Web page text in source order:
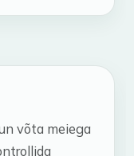
võta meiega